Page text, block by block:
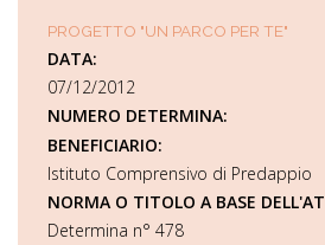
PROGETTO "UN PARCO PER TE"
DATA:
07/12/2012
NUMERO DETERMINA:
BENEFICIARIO:
Istituto Comprensivo di Predappio
NORMA O TITOLO A BASE
Determina n° 478